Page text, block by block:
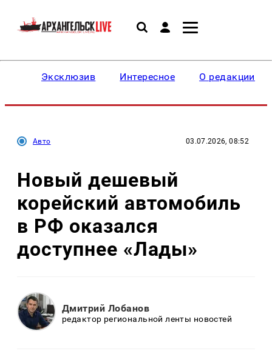
Эксклюзив Интересное О редакции
Авто 03.07.2026, 08:52
Новый дешевый
корейский автомобиль
в РФ оказался
доступнее «Лады»
Дмитрий Лобанов
редактор региональной ленты новостей